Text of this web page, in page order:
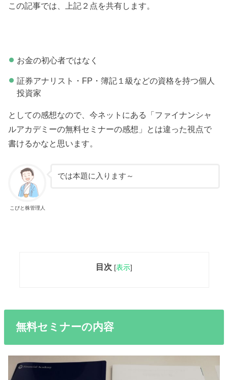
この記事では、上記２点を共有します。
お金の初心者ではなく
証券アナリスト・FP・簿記１級などの資格を持つ個人
投資家
としての感想なので、今ネットにある「ファイナンシャ
ルアカデミーの無料セミナーの感想」とは違った視点で
書けるかなと思います。
こびと株管理人
では本題に入ります～
目次 [表示]
無料セミナーの内容